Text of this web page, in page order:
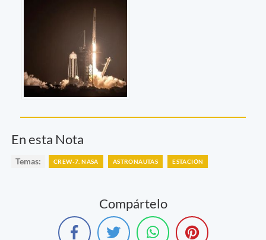
En esta Nota
Temas: CREW-7. NASA ASTRONAUTAS ESTACIÓN
Compártelo